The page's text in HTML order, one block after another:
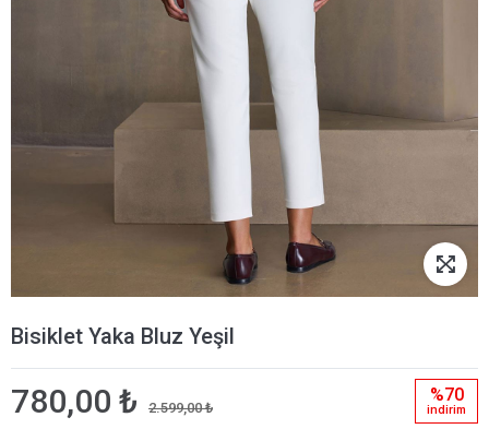
Bisiklet Yaka Bluz Yeşil
780,00 ₺ 2.599,00 ₺
%70
i̇ndi̇ri̇m